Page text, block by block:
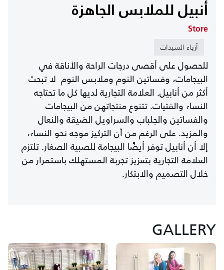
أنبيل للملابس الجاهزة
Store
أزياء السيدات
للحصول على أقصى درجات الراحة والأناقة في
البيجامات، وفساتين النوم وملابس النوم لا تبحث
أكثر من أنابيل. العلامة التجارية لديها كل ما تحتاجه
النساء والفتيات. تتنوع منتجاتهن من البيجامات
والفساتين والجلباب والسراويل الضيقة والنعال
والمزيد. على الرغم من أن التركيز موجه نحو النساء،
إلا أن أنابيل توفر أيضًا البيجامة للصبية الصغار. تلتزم
العلامة التجارية بتعزيز تجربة المستهلك باستمرار من
خلال التصميم والابتكار.
GALLERY